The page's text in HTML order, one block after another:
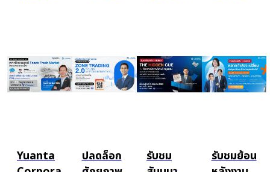
Yuanta
ปลดล็อก
รับชม
รับชมย้อน